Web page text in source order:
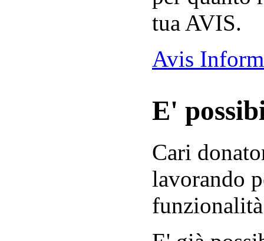
tua AVIS.
Avis
E'
Cari
lavorando